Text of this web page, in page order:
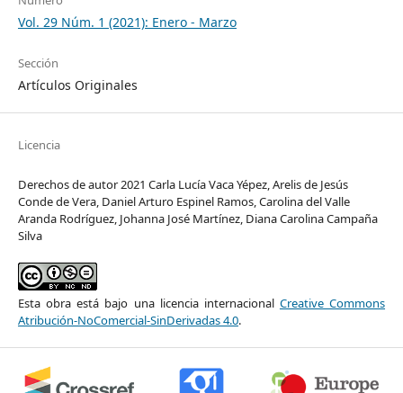
Vol. 29 Núm. 1 (2021): Enero - Marzo
Sección
Artículos Originales
Licencia
Derechos de autor 2021 Carla Lucía Vaca Yépez, Arelis de Jesús
Conde de Vera, Daniel Arturo Espinel Ramos, Carolina del Valle
Aranda Rodríguez, Johanna José Martínez, Diana Carolina Campaña
Silva
Esta obra está bajo una licencia internacional Creative Commons
Atribución-NoComercial-SinDerivadas 4.0.